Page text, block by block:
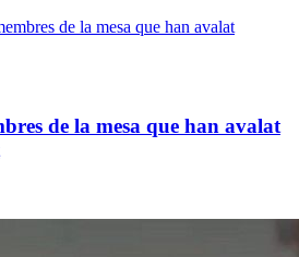
de la mesa que han avalat